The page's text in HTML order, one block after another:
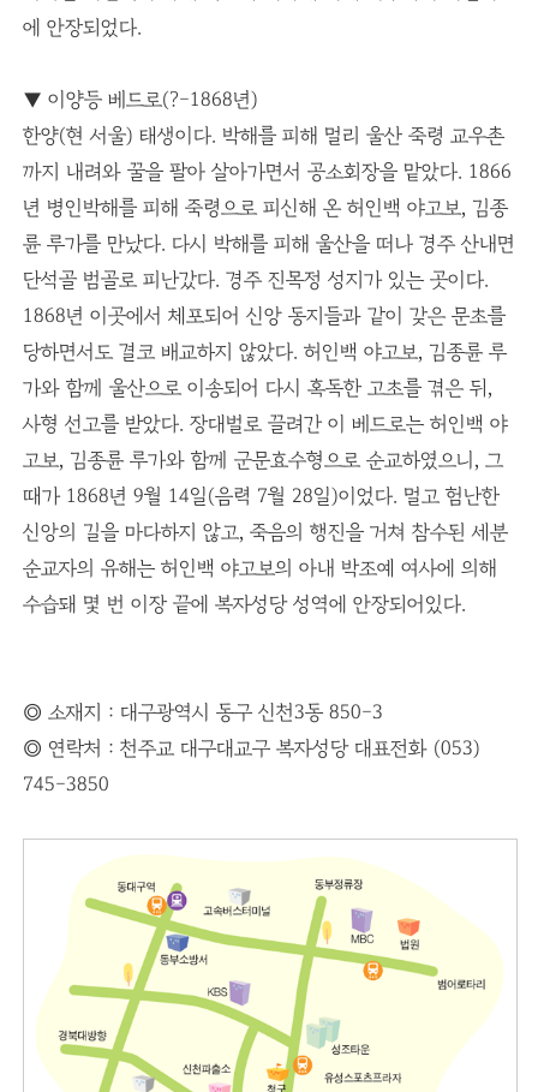
에 안장되었다.
▼ 이양등 베드로(?-1868년)
한양(현 서울) 태생이다. 박해를 피해 멀리 울산 죽령 교우촌
까지 내려와 꿀을 팔아 살아가면서 공소회장을 맡았다. 1866
년 병인박해를 피해 죽령으로 피신해 온 허인백 야고보, 김종
륜 루가를 만났다. 다시 박해를 피해 울산을 떠나 경주 산내면
단석골 범골로 피난갔다. 경주 진목정 성지가 있는 곳이다.
1868년 이곳에서 체포되어 신앙 동지들과 같이 갖은 문초를
당하면서도 결코 배교하지 않았다. 허인백 야고보, 김종륜 루
가와 함께 울산으로 이송되어 다시 혹독한 고초를 겪은 뒤,
사형 선고를 받았다. 장대벌로 끌려간 이 베드로는 허인백 야
고보, 김종륜 루가와 함께 군문효수형으로 순교하였으니, 그
때가 1868년 9월 14일(음력 7월 28일)이었다. 멀고 험난한
신앙의 길을 마다하지 않고, 죽음의 행진을 거쳐 참수된 세분
순교자의 유해는 허인백 야고보의 아내 박조예 여사에 의해
수습돼 몇 번 이장 끝에 복자성당 성역에 안장되어있다.
◎ 소재지 : 대구광역시 동구 신천3동 850-3
◎ 연락처 : 천주교 대구대교구 복자성당 대표전화 (053)
745-3850